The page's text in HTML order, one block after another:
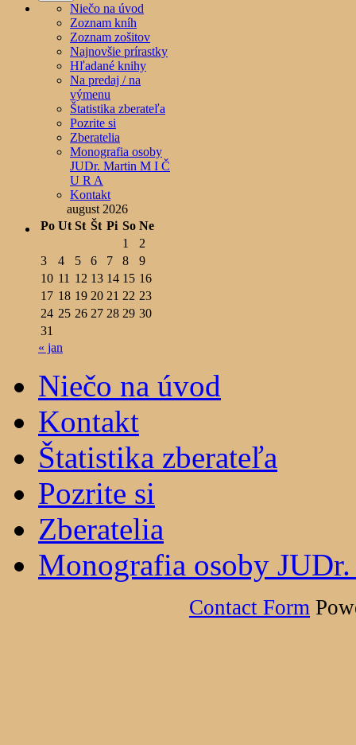
Niečo na úvod
Zoznam kníh
Zoznam zošitov
Najnovšie prírastky
Hľadané knihy
Na predaj / na
výmenu
Štatistika zberateľa
Pozrite si
Zberatelia
Monografia osoby
JUDr. Martin M I Č
U R A
Kontakt
august 2026
Po Ut St Št Pi So Ne
1
2
3
4 5 6 7 8
9
10 11 12 13 14 15 16
17 18 19 20 21 22 23
24 25 26 27 28 29 30
31
« jan
Niečo na úvod
Kontakt
Štatistika zberateľa
Pozrite si
Zberatelia
Monografia osoby
Contact Form